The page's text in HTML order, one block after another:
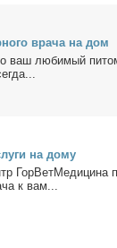
вра­ча на дом
ваш лю­би­мый
на до­му
ГорВетМедицина
к вам...